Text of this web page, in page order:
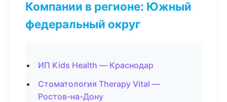
Компании в регионе: Южный
федеральный округ
ИП Kids Health — Краснодар
Стоматология Therapy Vital —
Ростов-на-Дону